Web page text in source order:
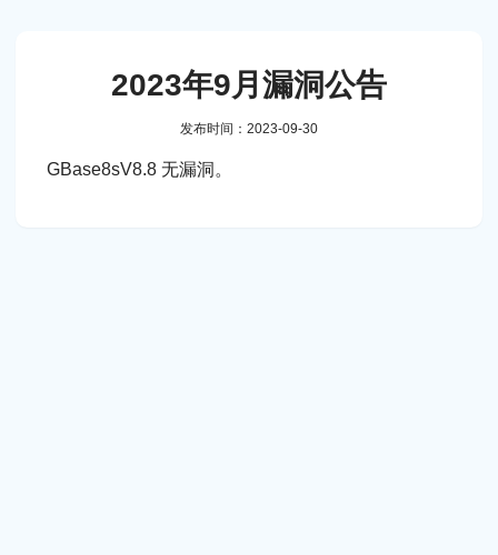
2023年9月漏洞公告
发布时间：2023-09-30
GBase8sV8.8 无漏洞。